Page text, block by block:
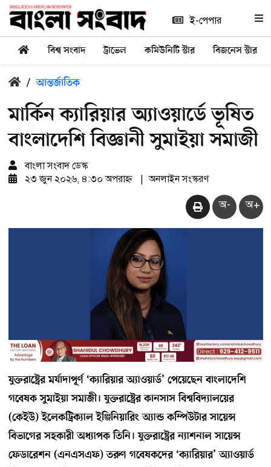
ই-পেপার
বিশ্ব সংবাদ ট্রাভেল কমিউনিটি স্টার বিজনেস স্টার
/ আন্তর্জাতিক
মার্কিন ক্যারিয়ার অ্যাওয়ার্ডে ভূষিত
বাংলাদেশি বিজ্ঞানী সুমাইয়া সমাজী
বাংলা সংবাদ ডেস্ক
২৩ জুন ২০২৬, ৪:৩০ অপরাহ্ন
অনলাইন সংস্করণ
অ- অ+
যুক্তরাষ্ট্রের মর্যাদাপূর্ণ ‘ক্যারিয়ার অ্যাওয়ার্ড’ পেয়েছেন বাংলাদেশি
গবেষক সুমাইয়া সমাজী। যুক্তরাষ্ট্রের কানসাস বিশ্ববিদ্যালয়ের
(কেইউ) ইলেকট্রিক্যাল ইঞ্জিনিয়ারিং অ্যান্ড কম্পিউটার সায়েন্স
বিভাগের সহকারী অধ্যাপক তিনি। যুক্তরাষ্ট্রের ন্যাশনাল সায়েন্স
ফেডারেশন (এনএসএফ) তরুণ গবেষকদের ‘ক্যারিয়ার’ অ্যাওয়ার্ড